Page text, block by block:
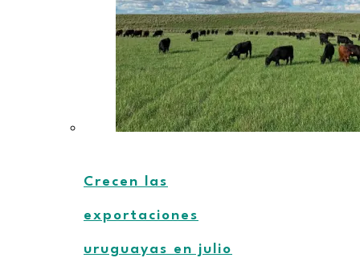
Crecen las
exportaciones
uruguayas en julio